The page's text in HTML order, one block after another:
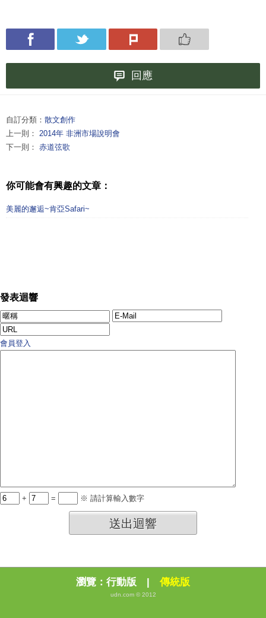
回應
自訂分類： 散文創作
上一則： 2014年 非洲市場說明會
下一則： 赤道弦歌
你可能會有興趣的文章：
美麗的邂逅~肯亞Safari~
發表迴響
會員登入
+ = ※ 請計算輸入數字
送出迴響
瀏覽： 行動版 | 傳統版
udn.com © 2012